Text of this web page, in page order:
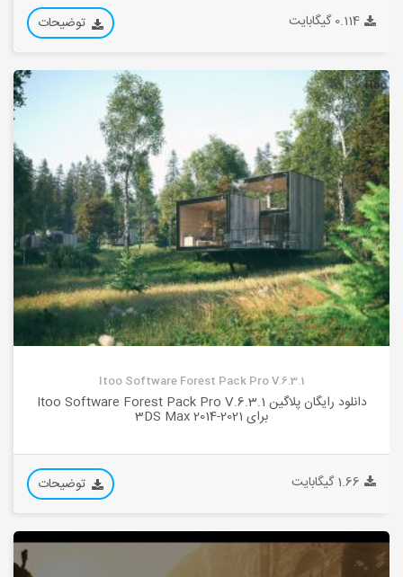
0.114 گیگابایت توضیحات
Itoo Software Forest Pack Pro V.6.3.1
دانلود رایگان پلاگین Itoo Software Forest Pack Pro V.6.3.1
برای 3DS Max 2014-2021
1.66 گیگابایت توضیحات